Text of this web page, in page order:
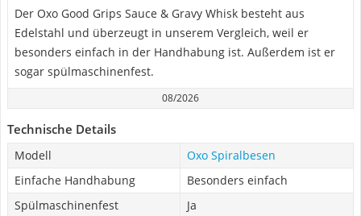
Der Oxo Good Grips Sauce & Gravy Whisk besteht aus
Edelstahl und überzeugt in unserem Vergleich, weil er
besonders einfach in der Handhabung ist. Außerdem ist er
sogar spülmaschinenfest.
08/2026
Technische Details
Modell
Oxo Spiralbesen
Einfache Handhabung
Besonders einfach
Spülmaschinenfest
Ja